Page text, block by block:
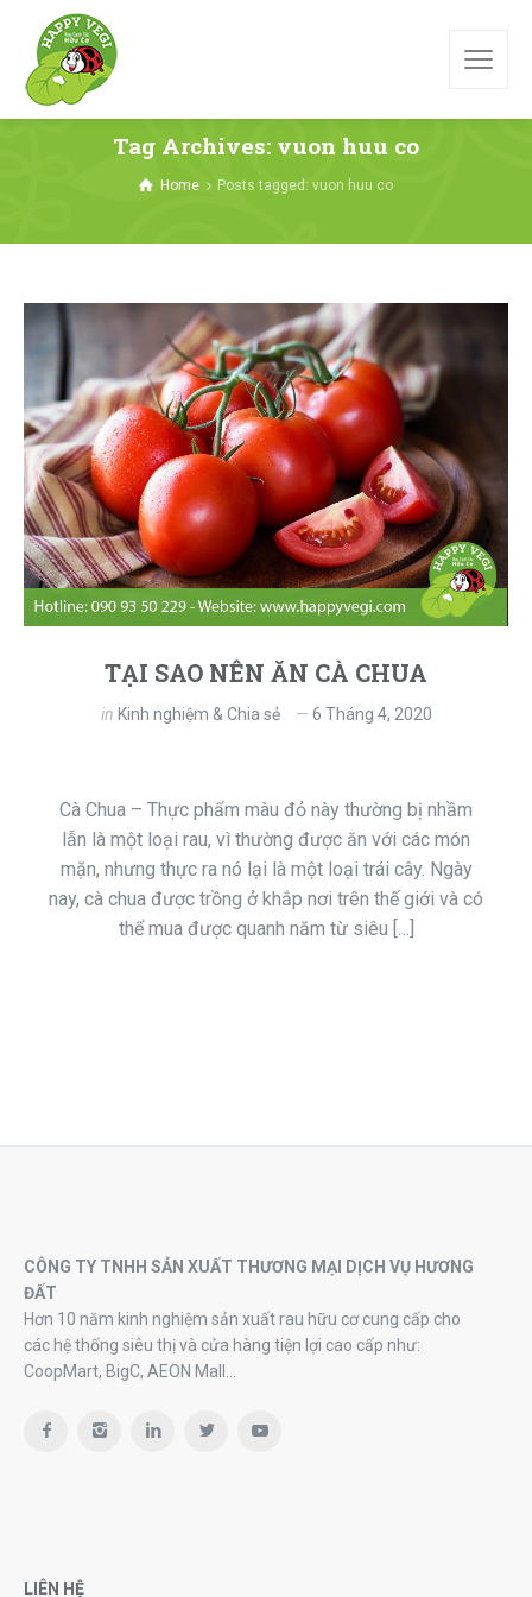
Tag Archives: vuon huu co
Home Posts tagged: vuon huu co
TẠI SAO NÊN ĂN CÀ CHUA
in Kinh nghiệm & Chia sẻ 6 Tháng 4, 2020
Cà Chua – Thực phẩm màu đỏ này thường bị nhầm
lẫn là một loại rau, vì thường được ăn với các món
mặn, nhưng thực ra nó lại là một loại trái cây. Ngày
nay, cà chua được trồng ở khắp nơi trên thế giới và có
thể mua được quanh năm từ siêu […]
CÔNG TY TNHH SẢN XUẤT THƯƠNG MẠI DỊCH VỤ HƯƠNG
ĐẤT
Hơn 10 năm kinh nghiệm sản xuất rau hữu cơ cung cấp cho
các hệ thống siêu thị và cửa hàng tiện lợi cao cấp như:
CoopMart, BigC, AEON Mall…
LIÊN HỆ